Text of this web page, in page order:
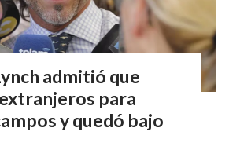
admitió que
para
y quedó bajo